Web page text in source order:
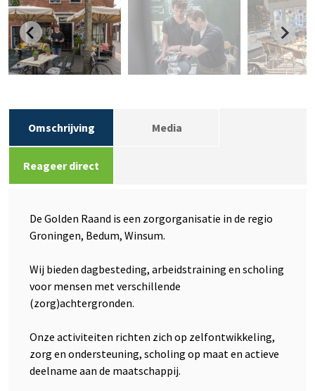
Omschrijving Media
Reageer direct
De Golden Raand is een zorgorganisatie in de regio
Groningen, Bedum, Winsum.
Wij bieden dagbesteding, arbeidstraining en scholing
voor mensen met verschillende
(zorg)achtergronden.
Onze activiteiten richten zich op zelfontwikkeling,
zorg en ondersteuning, scholing op maat en actieve
deelname aan de maatschappij.